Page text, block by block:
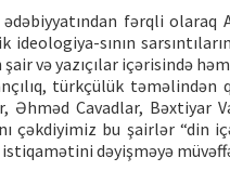
fərqli olaraq
ideologiya-sının
şair və yazıçılar içərisində
türkçülük
Əhməd Cavadlar,
çəkdiyimiz bu şairlər “din
istiqamətini dəyişməyə